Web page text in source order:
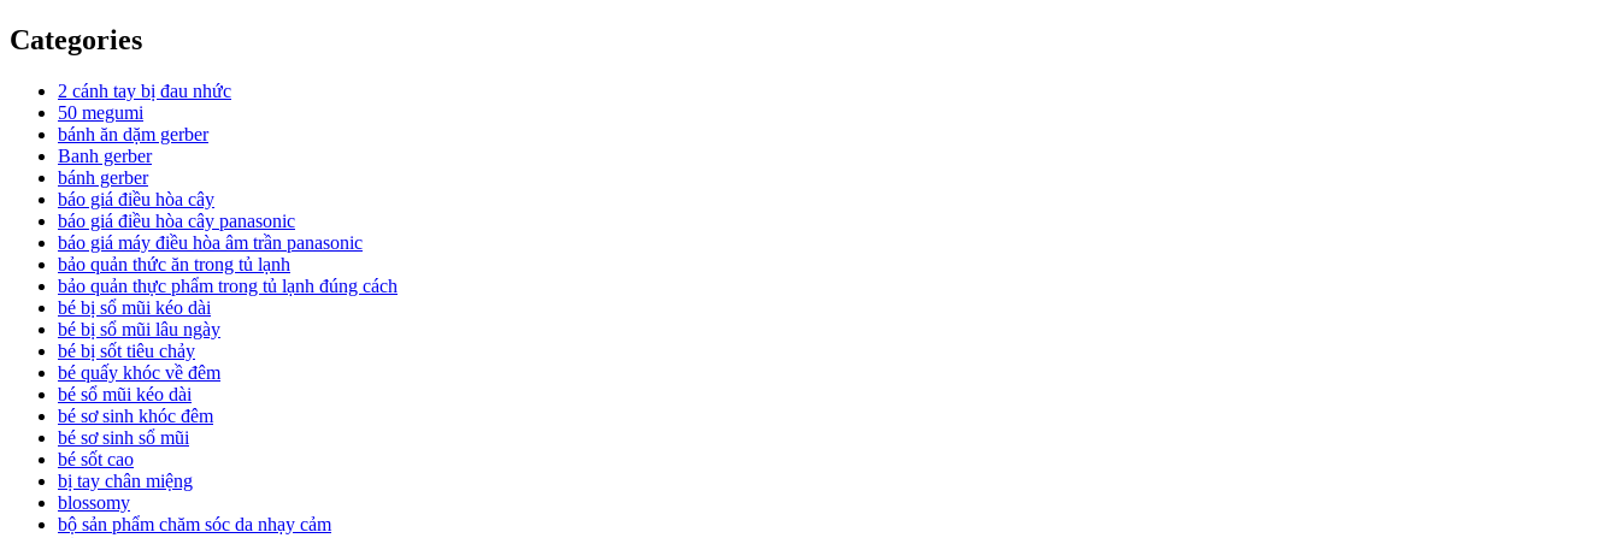
Categories
2 cánh tay bị đau nhức
50 megumi
bánh ăn dặm gerber
Banh gerber
bánh gerber
báo giá điều hòa cây
báo giá điều hòa cây panasonic
báo giá máy điều hòa âm trần panasonic
bảo quản thức ăn trong tủ lạnh
bảo quản thực phẩm trong tủ lạnh đúng cách
bé bị sổ mũi kéo dài
bé bị sổ mũi lâu ngày
bé bị sốt tiêu chảy
bé quấy khóc về đêm
bé sổ mũi kéo dài
bé sơ sinh khóc đêm
bé sơ sinh sổ mũi
bé sốt cao
bị tay chân miệng
blossomy
bộ sản phẩm chăm sóc da nhạy cảm